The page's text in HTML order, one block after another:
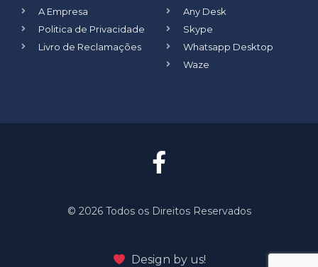
A Empresa
Politica de Privacidade
Livro de Reclamações
Any Desk
Skype
Whatsapp Desktop
Waze
©️ 2026 Todos os Direitos Reservados
Design by us!